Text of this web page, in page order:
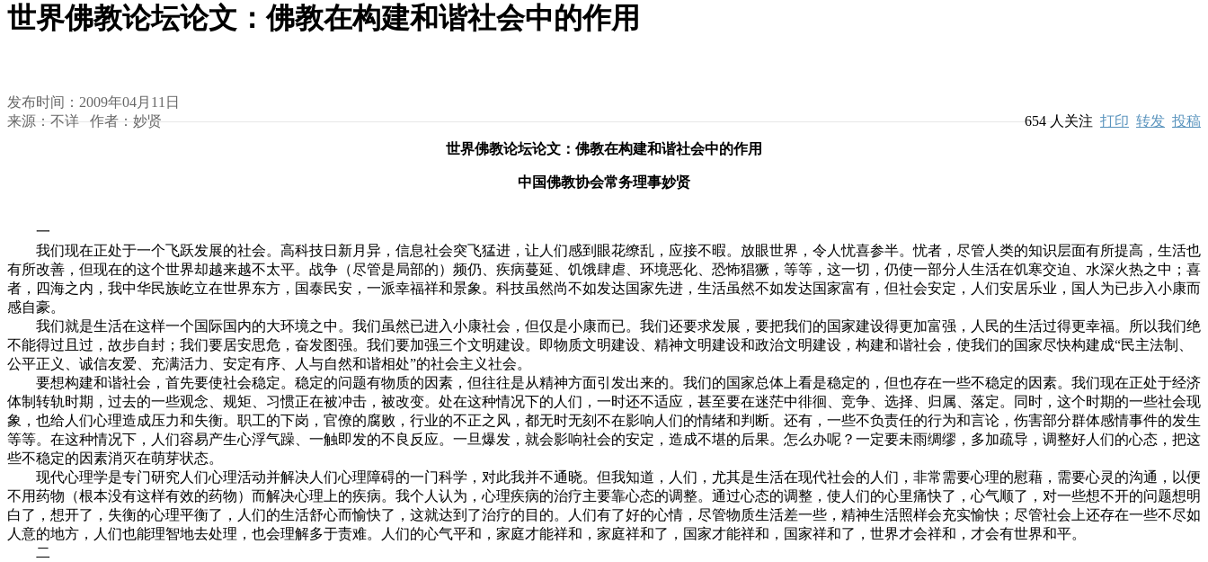
世界佛教论坛论文：佛教在构建和谐社会中的作用
发布时间：2009年04月11日
来源：不详 作者：妙贤
654人关注 打印 转发 投稿
世界佛教论坛论文：佛教在构建和谐社会中的作用
中国佛教协会常务理事妙贤
一
我们现在正处于一个飞跃发展的社会。高科技日新月异，信息社会突飞猛进，让人们感到眼花缭乱，应接不暇。放眼世界，令人忧喜参半。忧者，尽管人类的知识层面有所提高，生活也
有所改善，但现在的这个世界却越来越不太平。战争（尽管是局部的）频仍、疾病蔓延、饥饿肆虐、环境恶化、恐怖猖獗，等等，这一切，仍使一部分人生活在饥寒交迫、水深火热之中；喜
者，四海之内，我中华民族屹立在世界东方，国泰民安，一派幸福祥和景象。科技虽然尚不如发达国家先进，生活虽然不如发达国家富有，但社会安定，人们安居乐业，国人为已步入小康而
感自豪。
我们就是生活在这样一个国际国内的大环境之中。我们虽然已进入小康社会，但仅是小康而已。我们还要求发展，要把我们的国家建设得更加富强，人民的生活过得更幸福。所以我们绝
不能得过且过，故步自封；我们要居安思危，奋发图强。我们要加强三个文明建设。即物质文明建设、精神文明建设和政治文明建设，构建和谐社会，使我们的国家尽快构建成“民主法制、
公平正义、诚信友爱、充满活力、安定有序、人与自然和谐相处”的社会主义社会。
要想构建和谐社会，首先要使社会稳定。稳定的问题有物质的因素，但往往是从精神方面引发出来的。我们的国家总体上看是稳定的，但也存在一些不稳定的因素。我们现在正处于经济
体制转轨时期，过去的一些观念、规矩、习惯正在被冲击，被改变。处在这种情况下的人们，一时还不适应，甚至要在迷茫中徘徊、竞争、选择、归属、落定。同时，这个时期的一些社会现
象，也给人们心理造成压力和失衡。职工的下岗，官僚的腐败，行业的不正之风，都无时无刻不在影响人们的情绪和判断。还有，一些不负责任的行为和言论，伤害部分群体感情事件的发生
等等。在这种情况下，人们容易产生心浮气躁、一触即发的不良反应。一旦爆发，就会影响社会的安定，造成不堪的后果。怎么办呢？一定要未雨绸缪，多加疏导，调整好人们的心态，把这
些不稳定的因素消灭在萌芽状态。
现代心理学是专门研究人们心理活动并解决人们心理障碍的一门科学，对此我并不通晓。但我知道，人们，尤其是生活在现代社会的人们，非常需要心理的慰藉，需要心灵的沟通，以便
不用药物（根本没有这样有效的药物）而解决心理上的疾病。我个人认为，心理疾病的治疗主要靠心态的调整。通过心态的调整，使人们的心里痛快了，心气顺了，对一些想不开的问题想明
白了，想开了，失衡的心理平衡了，人们的生活舒心而愉快了，这就达到了治疗的目的。人们有了好的心情，尽管物质生活差一些，精神生活照样会充实愉快；尽管社会上还存在一些不尽如
人意的地方，人们也能理智地去处理，也会理解多于责难。人们的心气平和，家庭才能祥和，家庭祥和了，国家才能祥和，国家祥和了，世界才会祥和，才会有世界和平。
二